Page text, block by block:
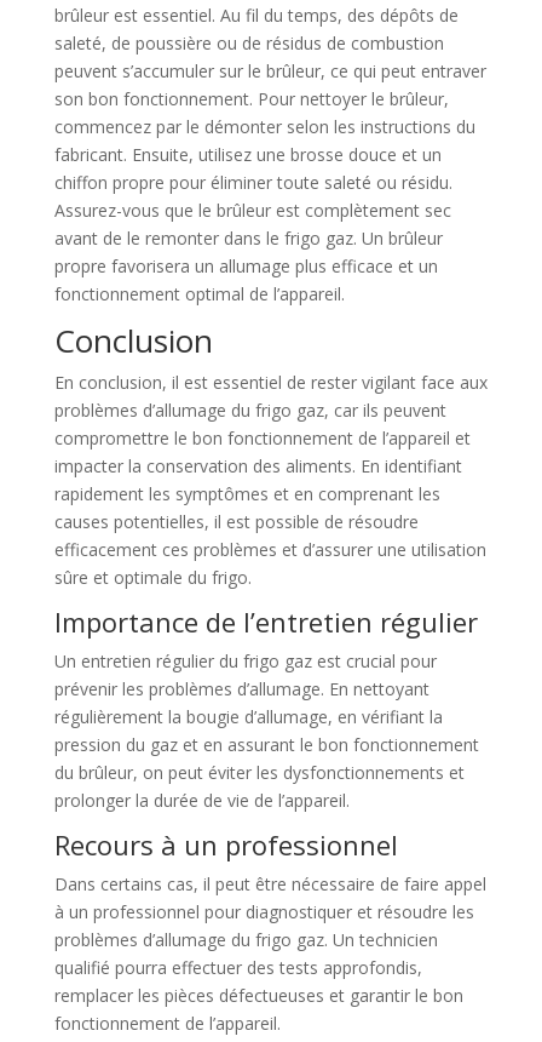
brûleur est essentiel. Au fil du temps, des dépôts de
saleté, de poussière ou de résidus de combustion
peuvent s’accumuler sur le brûleur, ce qui peut entraver
son bon fonctionnement. Pour nettoyer le brûleur,
commencez par le démonter selon les instructions du
fabricant. Ensuite, utilisez une brosse douce et un
chiffon propre pour éliminer toute saleté ou résidu.
Assurez-vous que le brûleur est complètement sec
avant de le remonter dans le frigo gaz. Un brûleur
propre favorisera un allumage plus efficace et un
fonctionnement optimal de l’appareil.
Conclusion
En conclusion, il est essentiel de rester vigilant face aux
problèmes d’allumage du frigo gaz, car ils peuvent
compromettre le bon fonctionnement de l’appareil et
impacter la conservation des aliments. En identifiant
rapidement les symptômes et en comprenant les
causes potentielles, il est possible de résoudre
efficacement ces problèmes et d’assurer une utilisation
sûre et optimale du frigo.
Importance de l’entretien régulier
Un entretien régulier du frigo gaz est crucial pour
prévenir les problèmes d’allumage. En nettoyant
régulièrement la bougie d’allumage, en vérifiant la
pression du gaz et en assurant le bon fonctionnement
du brûleur, on peut éviter les dysfonctionnements et
prolonger la durée de vie de l’appareil.
Recours à un professionnel
Dans certains cas, il peut être nécessaire de faire appel
à un professionnel pour diagnostiquer et résoudre les
problèmes d’allumage du frigo gaz. Un technicien
qualifié pourra effectuer des tests approfondis,
remplacer les pièces défectueuses et garantir le bon
fonctionnement de l’appareil.